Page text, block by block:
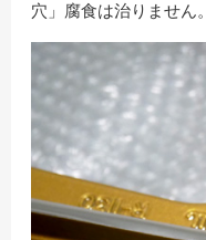
穴」腐食は治りません。